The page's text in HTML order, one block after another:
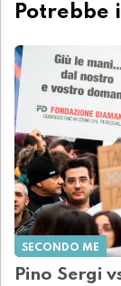
Potrebbe
SECONDO ME
Pino Sergi